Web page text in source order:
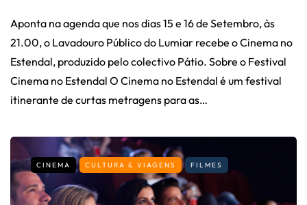
Aponta na agenda que nos dias 15 e 16 de Setembro, às
21.00, o Lavadouro Público do Lumiar recebe o Cinema no
Estendal, produzido pelo colectivo Pátio. Sobre o Festival
Cinema no Estendal O Cinema no Estendal é um festival
itinerante de curtas metragens para as…
CINEMA CULTURA & VIAGENS FILMES